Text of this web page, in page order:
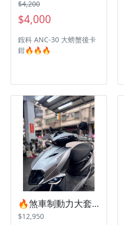
$4,200
$4,000
銨科 ANC-30 大螃蟹後卡
鉗🔥🔥🔥
🔥煞車制動力大套餐🔥
$12,950